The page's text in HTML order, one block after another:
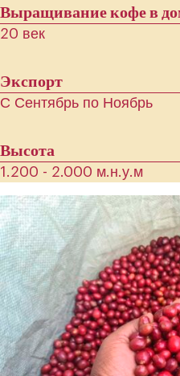
Выращивание кофе в
20 век
Экспорт
С Сентябрь по Ноябрь
Высота
1.200 - 2.000 м.н.у.м